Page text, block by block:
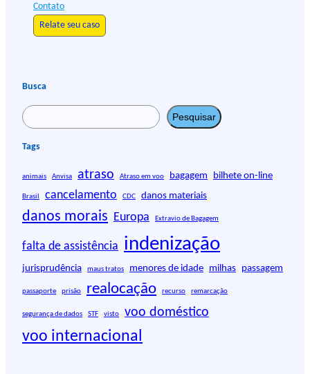
Contato
Relate seu caso
Busca
P
e
s
u
i
a
r
Pesquisar
Tags
animais Anvisa atraso Atraso em voo bagagem bilhete on-line
Brasil cancelamento CDC danos materiais
danos morais Europa Extravio de Bagagem
falta de assistência indenização
jurisprudência maus tratos menores de idade milhas passagem
passaporte prisão realocação recurso remarcação
segurança de dados STF visto voo doméstico
voo internacional